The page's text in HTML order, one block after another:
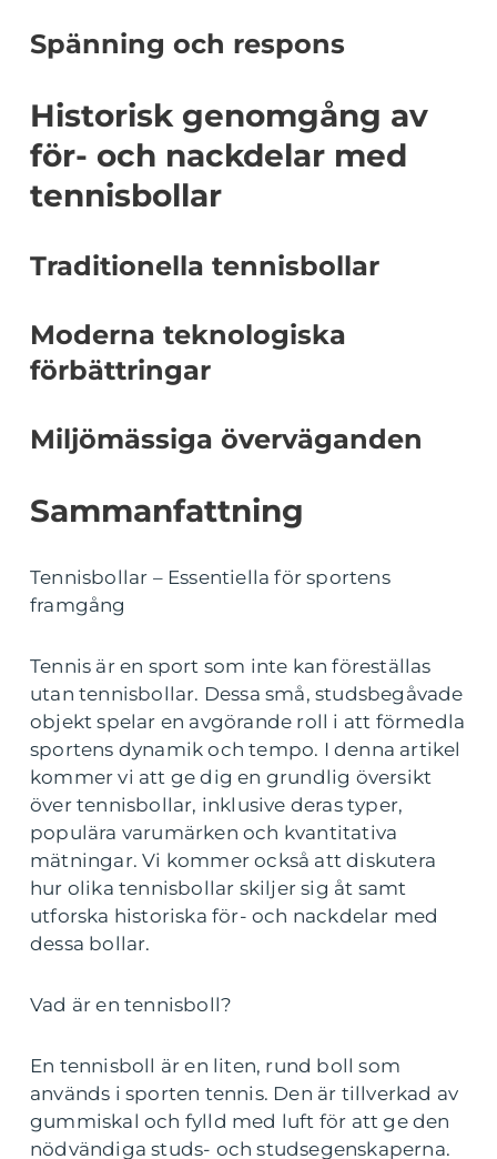
Spänning och respons
Historisk genomgång av
för- och nackdelar med
tennisbollar
Traditionella tennisbollar
Moderna teknologiska
förbättringar
Miljömässiga överväganden
Sammanfattning
Tennisbollar – Essentiella för sportens
framgång
Tennis är en sport som inte kan föreställas
utan tennisbollar. Dessa små, studsbegåvade
objekt spelar en avgörande roll i att förmedla
sportens dynamik och tempo. I denna artikel
kommer vi att ge dig en grundlig översikt
över tennisbollar, inklusive deras typer,
populära varumärken och kvantitativa
mätningar. Vi kommer också att diskutera
hur olika tennisbollar skiljer sig åt samt
utforska historiska för- och nackdelar med
dessa bollar.
Vad är en tennisboll?
En tennisboll är en liten, rund boll som
används i sporten tennis. Den är tillverkad av
gummiskal och fylld med luft för att ge den
nödvändiga studs- och studsegenskaperna.